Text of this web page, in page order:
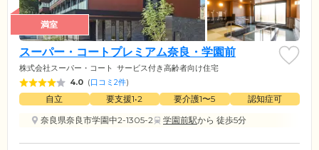
満室
スーパー・コートプレミアム奈良・学園前
株式会社スーパー・コート サービス付き高齢者向け住宅
4.0 (口コミ2件)
自立 要支援1•2 要介護1〜5
認知症可
奈良県奈良市学園中2-1305-2
学園前駅から 徒歩5分